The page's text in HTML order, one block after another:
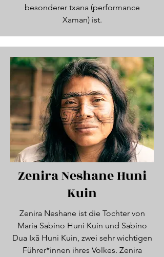
besonderer txana (performance
Xaman) ist.
Zenira Neshane Huni
Kuin
Zenira Neshane ist die Tochter von
Maria Sabino Huni Kuin und Sabino
Dua Ixã Huni Kuin, zwei sehr wichtigen
Führer*innen ihres Volkes. Zenira